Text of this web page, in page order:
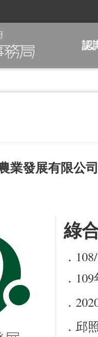
認
業發展有限公
綠
．
．
．
．邱